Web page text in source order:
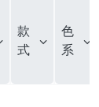
款
式
色
系